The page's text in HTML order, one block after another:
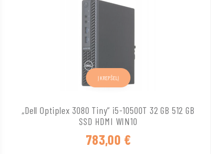
„Dell Optiplex 3080 Tiny“ i5-10500T 32 GB 512 GB
SSD HDMI WIN10
783,00 €
Į KREPŠELĮ